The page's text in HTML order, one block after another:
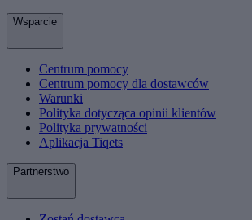
Wsparcie
Centrum pomocy
Centrum pomocy dla dostawców
Warunki
Polityka dotycząca opinii klientów
Polityka prywatności
Aplikacja Tiqets
Partnerstwo